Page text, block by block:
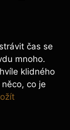
čas se
mnoho.
klidného
co je